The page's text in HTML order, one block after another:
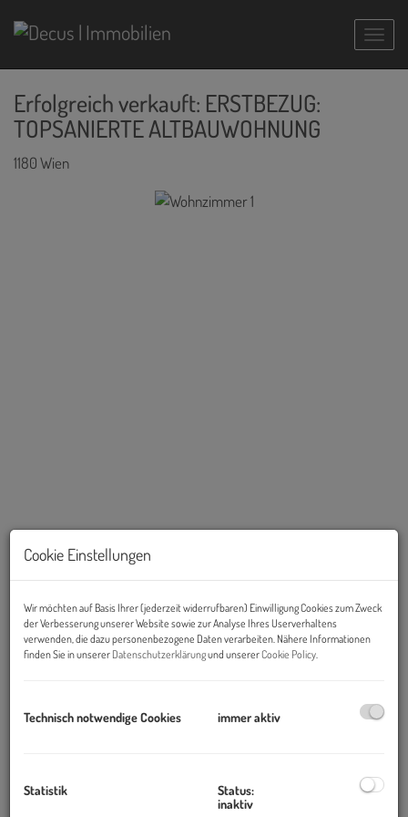
Erfolgreich verkauft: ERSTBEZUG:
TOPSANIERTE ALTBAUWOHNUNG
1180 Wien
Wohnzimmer 1
Beschreibung
Erstbezug: Topsanierte Altbauwohnung, Top 10
Objekt und Ausstattung
Cookie Einstellungen
Wir möchten auf Basis Ihrer (jederzeit widerrufbaren) Einwilligung Cookies zum Zweck
der Verbesserung unserer Website sowie zur Analyse Ihres Userverhaltens
verwenden, die dazu personenbezogene Daten verarbeiten. Nähere Informationen
finden Sie in unserer Datenschutzerklärungund unsererCookie Policy
Technisch notwendige Cookies immer aktiv
Statistik
Status:
inaktiv